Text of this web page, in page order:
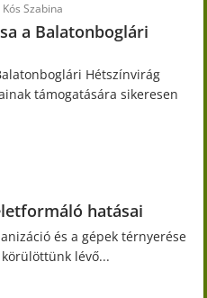
Szabina
a Balatonboglári
Hétszínvirág
támogatására sikeresen
hatásai
és a gépek térnyerése
lévő...